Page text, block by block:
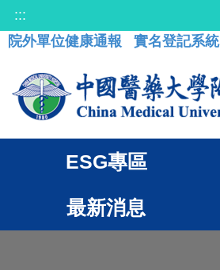
:::
院外單位健康通報
實名登記系統
ESG專區
最新消息